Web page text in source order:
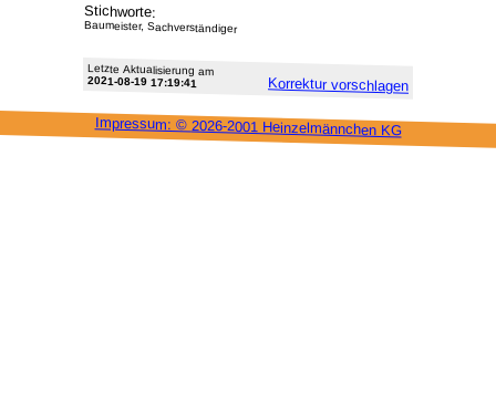
Stichworte:
Baumeister, Sachverständiger
Letzte Aktu­alisie­rung am
2021-08-19 17:19:41 Korrektur vor­schlagen
Impressum: © 2026-2001 Heinzel­männchen KG